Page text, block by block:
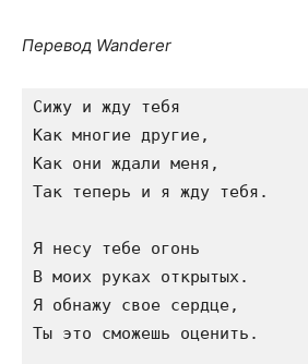
Перевод Wanderer
Сижу и жду тебя
Как многие другие,
Как они ждали меня,
Так теперь и я жду тебя.
Я несу тебе огонь
В моих руках открытых.
Я обнажу свое сердце,
Ты это сможешь оценить.